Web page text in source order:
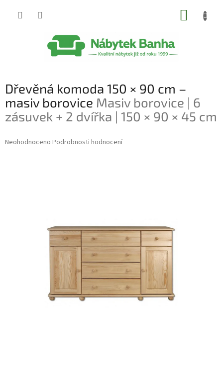
Dřevěná komoda 150 × 90 cm –
masiv borovice Masiv borovice | 6
zásuvek + 2 dvířka | 150 × 90 × 45 cm
Průměrné
Neohodnoceno Podrobnosti hodnocení